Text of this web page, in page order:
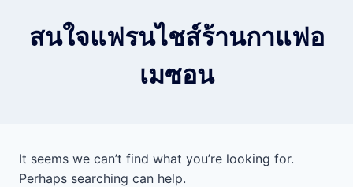
สนใจแฟรนไชส์ร้านกาแฟอ
เมซอน
It seems we can’t find what you’re looking for.
Perhaps searching can help.